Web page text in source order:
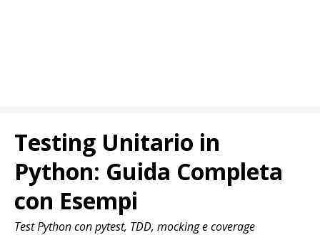
Testing Unitario in
Python: Guida Completa
con Esempi
Test Python con pytest, TDD, mocking e coverage